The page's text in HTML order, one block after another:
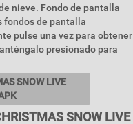
nieve. Fondo de pantalla
fondos de pantalla
pulse una vez para obtener
presionado para
SNOW LIVE
SNOW LIVE